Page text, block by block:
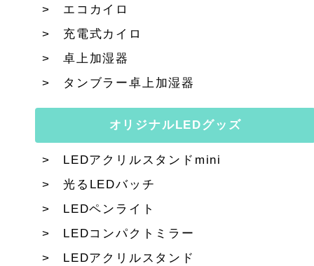
エコカイロ
充電式カイロ
卓上加湿器
タンブラー卓上加湿器
オリジナルLEDグッズ
LEDアクリルスタンドmini
光るLEDバッチ
LEDペンライト
LEDコンパクトミラー
LEDアクリルスタンド